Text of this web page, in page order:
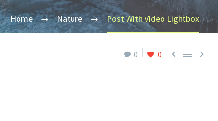
Home Nature Post With Video Lightbox
0 0   